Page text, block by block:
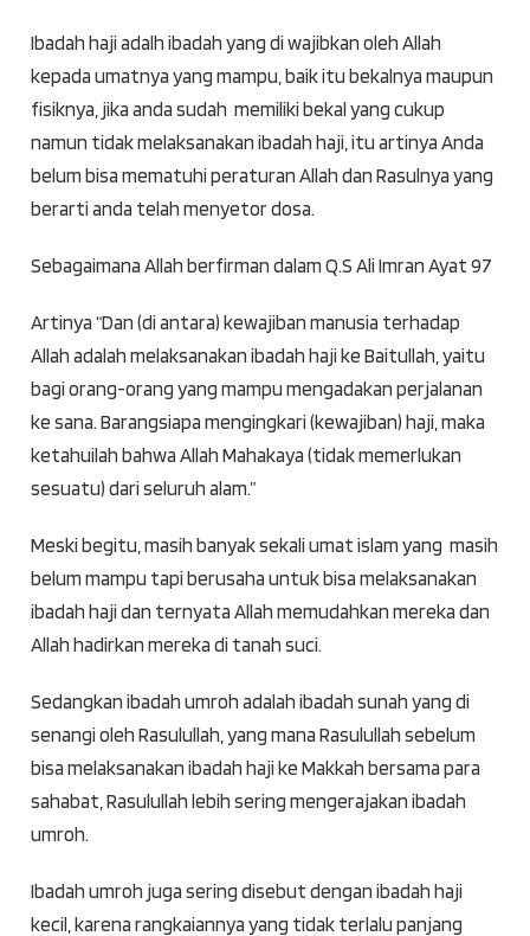
Ibadah haji adalh ibadah yang di wajibkan oleh Allah
kepada umatnya yang mampu, baik itu bekalnya maupun
fisiknya, jika anda sudah memiliki bekal yang cukup
namun tidak melaksanakan ibadah haji, itu artinya Anda
belum bisa mematuhi peraturan Allah dan Rasulnya yang
berarti anda telah menyetor dosa.
Sebagaimana Allah berfirman dalam Q.S Ali Imran Ayat 97
Artinya “Dan (di antara) kewajiban manusia terhadap
Allah adalah melaksanakan ibadah haji ke Baitullah, yaitu
bagi orang-orang yang mampu mengadakan perjalanan
ke sana. Barangsiapa mengingkari (kewajiban) haji, maka
ketahuilah bahwa Allah Mahakaya (tidak memerlukan
sesuatu) dari seluruh alam.”
Meski begitu, masih banyak sekali umat islam yang masih
belum mampu tapi berusaha untuk bisa melaksanakan
ibadah haji dan ternyata Allah memudahkan mereka dan
Allah hadirkan mereka di tanah suci.
Sedangkan ibadah umroh adalah ibadah sunah yang di
senangi oleh Rasulullah, yang mana Rasulullah sebelum
bisa melaksanakan ibadah haji ke Makkah bersama para
sahabat, Rasulullah lebih sering mengerajakan ibadah
umroh.
Ibadah umroh juga sering disebut dengan ibadah haji
kecil, karena rangkaiannya yang tidak terlalu panjang